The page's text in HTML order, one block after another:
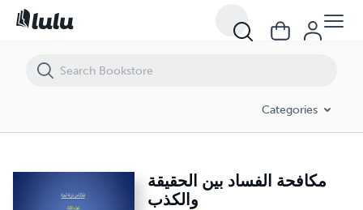
Categories
مكافحة الفساد بين الحقيقة
والكذب
مكافحة الفساد بين الحقيقة والكذب